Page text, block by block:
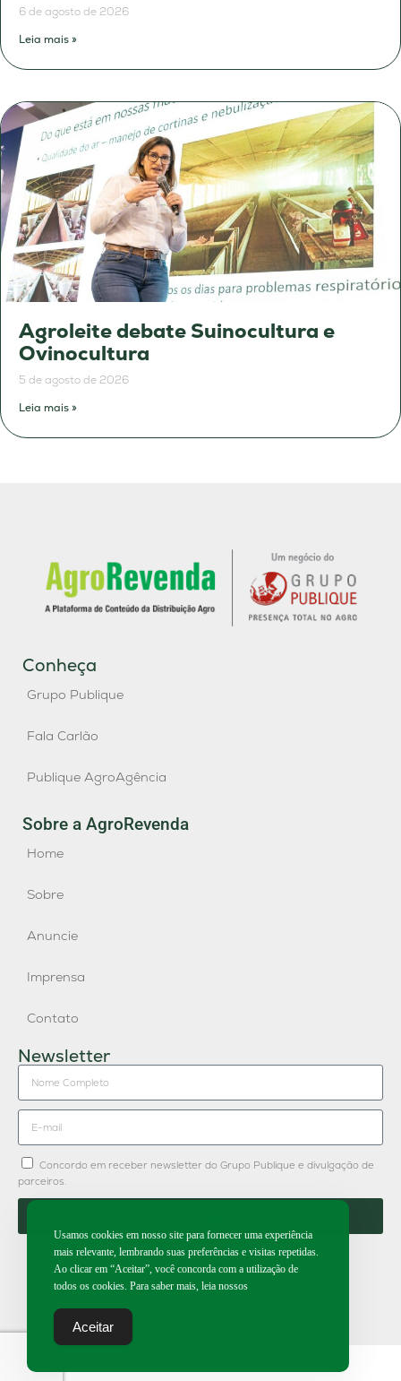
6 de agosto de 2026
Leia mais »
Agroleite debate Suinocultura e
Ovinocultura
5 de agosto de 2026
Leia mais »
Conheça
Grupo Publique
Fala Carlão
Publique AgroAgência
Sobre a AgroRevenda
Home
Sobre
Anuncie
Imprensa
Contato
Newsletter
Concordo em receber newsletter do Grupo Publique e divulgação de
parceiros.
2026 | Todos os direitos reservados.
Usamos cookies em nosso site para fornecer uma experiência
mais relevante, lembrando suas preferências e visitas repetidas.
Ao clicar em “Aceitar”, você concorda com a utilização de
todos os cookies. Para saber mais, leia nossos
Aceitar